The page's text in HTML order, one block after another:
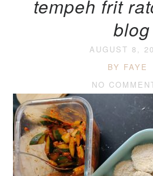
tempeh frit
blog
AUGUST 8,
BY FAYE
NO